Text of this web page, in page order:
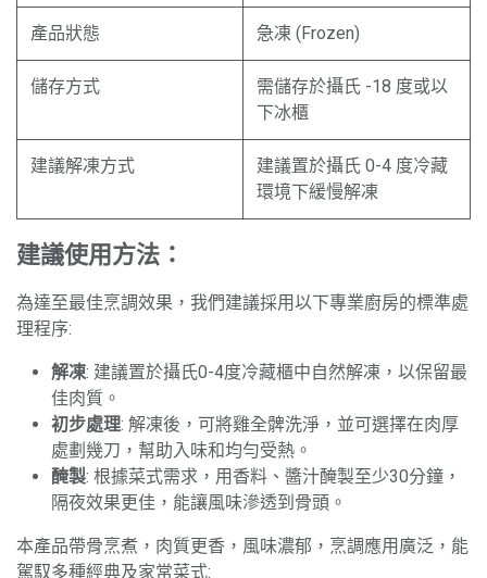
產品狀態 急凍 (Frozen)
儲存方式
需儲存於攝氏 -18 度或以
下冰櫃
建議解凍方式
建議置於攝氏 0-4 度冷藏
環境下緩慢解凍
建議使用方法：
為達至最佳烹調效果，我們建議採用以下專業廚房的標準處
理程序:
解凍: 建議置於攝氏0-4度冷藏櫃中自然解凍，以保留最
佳肉質。
初步處理: 解凍後，可將雞全髀洗淨，並可選擇在肉厚
處劃幾刀，幫助入味和均勻受熱。
醃製: 根據菜式需求，用香料、醬汁醃製至少30分鐘，
隔夜效果更佳，能讓風味滲透到骨頭。
本產品帶骨烹煮，肉質更香，風味濃郁，烹調應用廣泛，能
駕馭多種經典及家常菜式: